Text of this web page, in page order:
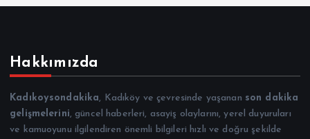
Hakkımızda
Kadıkoysondakika, Kadıköy ve çevresinde yaşanan son dakika
gelişmelerini, güncel haberleri, asayiş olaylarını, yerel duyuruları
ve kamuoyunu ilgilendiren önemli bilgileri hızlı ve doğru şekilde